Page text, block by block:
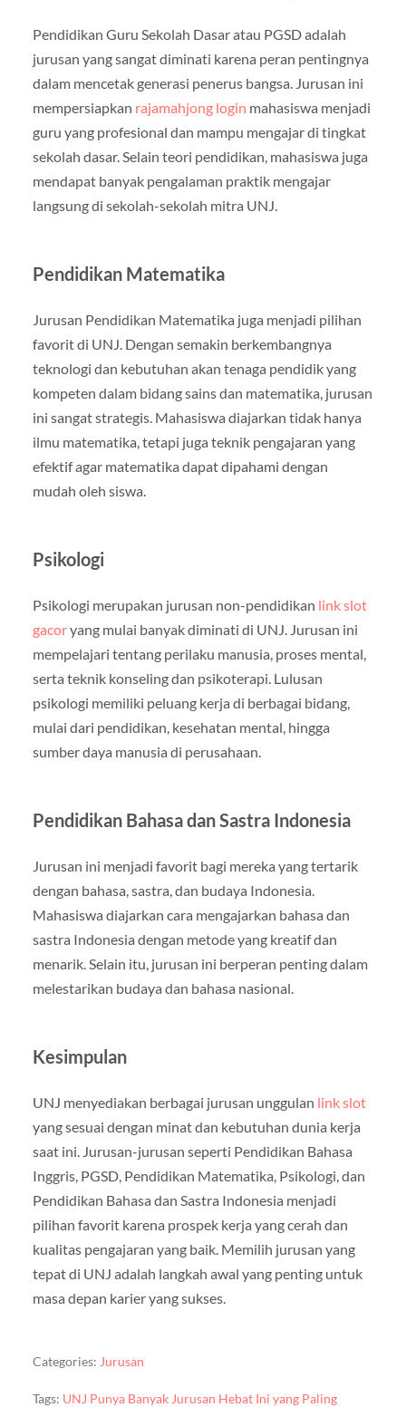
Pendidikan Guru Sekolah Dasar atau PGSD adalah
jurusan yang sangat diminati karena peran pentingnya
dalam mencetak generasi penerus bangsa. Jurusan ini
mempersiapkan rajamahjong login mahasiswa menjadi
guru yang profesional dan mampu mengajar di tingkat
sekolah dasar. Selain teori pendidikan, mahasiswa juga
mendapat banyak pengalaman praktik mengajar
langsung di sekolah-sekolah mitra UNJ.
Pendidikan Matematika
Jurusan Pendidikan Matematika juga menjadi pilihan
favorit di UNJ. Dengan semakin berkembangnya
teknologi dan kebutuhan akan tenaga pendidik yang
kompeten dalam bidang sains dan matematika, jurusan
ini sangat strategis. Mahasiswa diajarkan tidak hanya
ilmu matematika, tetapi juga teknik pengajaran yang
efektif agar matematika dapat dipahami dengan
mudah oleh siswa.
Psikologi
Psikologi merupakan jurusan non-pendidikan link slot
gacoryang mulai banyak diminati di UNJ. Jurusan ini
mempelajari tentang perilaku manusia, proses mental,
serta teknik konseling dan psikoterapi. Lulusan
psikologi memiliki peluang kerja di berbagai bidang,
mulai dari pendidikan, kesehatan mental, hingga
sumber daya manusia di perusahaan.
Pendidikan Bahasa dan Sastra Indonesia
Jurusan ini menjadi favorit bagi mereka yang tertarik
dengan bahasa, sastra, dan budaya Indonesia.
Mahasiswa diajarkan cara mengajarkan bahasa dan
sastra Indonesia dengan metode yang kreatif dan
menarik. Selain itu, jurusan ini berperan penting dalam
melestarikan budaya dan bahasa nasional.
Kesimpulan
UNJ menyediakan berbagai jurusan unggulan link slot
yang sesuai dengan minat dan kebutuhan dunia kerja
saat ini. Jurusan-jurusan seperti Pendidikan Bahasa
Inggris, PGSD, Pendidikan Matematika, Psikologi, dan
Pendidikan Bahasa dan Sastra Indonesia menjadi
pilihan favorit karena prospek kerja yang cerah dan
kualitas pengajaran yang baik. Memilih jurusan yang
tepat di UNJ adalah langkah awal yang penting untuk
masa depan karier yang sukses.
Categories: Jurusan
Tags: UNJ Punya Banyak Jurusan Hebat Ini yang Paling